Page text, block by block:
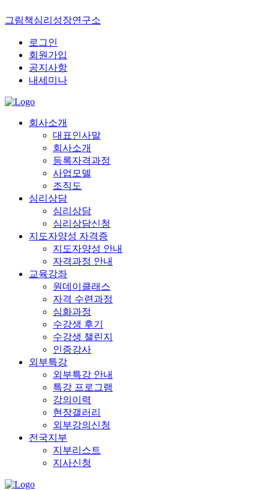
그림책심리성장연구소
로그인
회원가입
공지사항
내세미나
회사소개
대표인사말
회사소개
등록자격과정
사업모델
조직도
심리상담
심리상담
심리상담신청
지도자양성 자격증
지도자양성 안내
자격과정 안내
교육강좌
원데이클래스
자격 수련과정
심화과정
수강생 후기
수강생 챌린지
인증강사
외부특강
외부특강 안내
특강 프로그램
강의이력
현장갤러리
외부강의신청
전국지부
지부리스트
지사신청